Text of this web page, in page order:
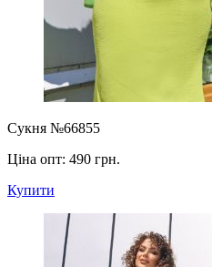
Сукня №66855
Ціна опт: 490 грн.
Купити